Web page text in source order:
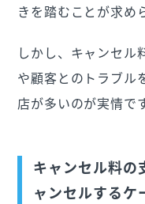
きを踏むことが求め
しかし、キャンセル
や顧客とのトラブル
店が多いのが実情です
キャンセル料の
ャンセルするケ